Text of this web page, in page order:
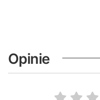
Opinie